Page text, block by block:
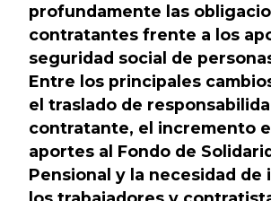
profundamente las
contratantes frente a los
seguridad social de
Entre los principales
el traslado de
contratante, el incremento
aportes al Fondo de
Pensional y la necesidad de